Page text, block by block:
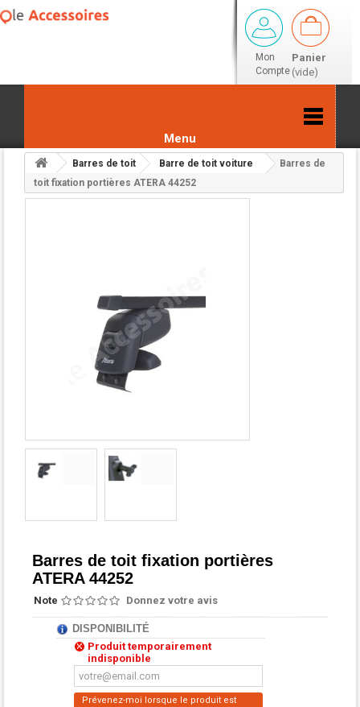
Mon
Compte
Panier
(vide)
Menu
Barres de toit Barre de toit voiture
Barres de
toit fixation portières ATERA 44252
Barres de toit fixation portières
ATERA 44252
Note Donnez votre avis
DISPONIBILITÉ
Produit temporairement
indisponible
Prévenez-moi lorsque le produit est